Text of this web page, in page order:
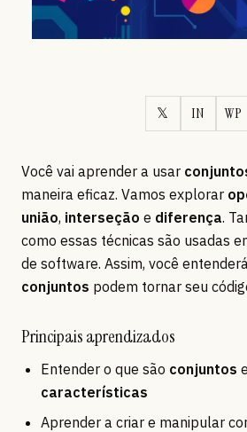
𝕏 IN WP
Você vai aprender a usar
maneira eficaz. Vamos explorar
união, interseção e diferença.
como essas técnicas são usadas
de software. Assim, você
conjuntos podem tornar seu
Principais aprendizados
Entender o que são conjuntos
características
Aprender a criar e manipular